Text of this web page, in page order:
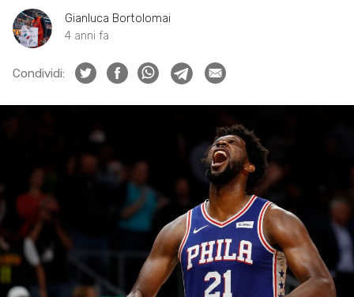
Gianluca Bortolomai
4 anni fa
Condividi: